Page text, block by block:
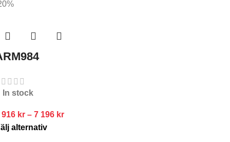
In stock
916 kr – 7 196 kr
alternativ